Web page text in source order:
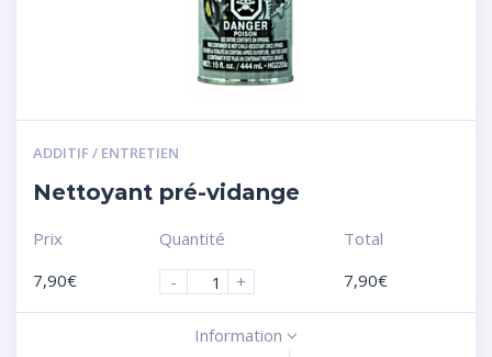
ADDITIF / ENTRETIEN
Nettoyant pré-vidange
Prix
7,90€
Quantité
-
+
Total
7,90€
Information